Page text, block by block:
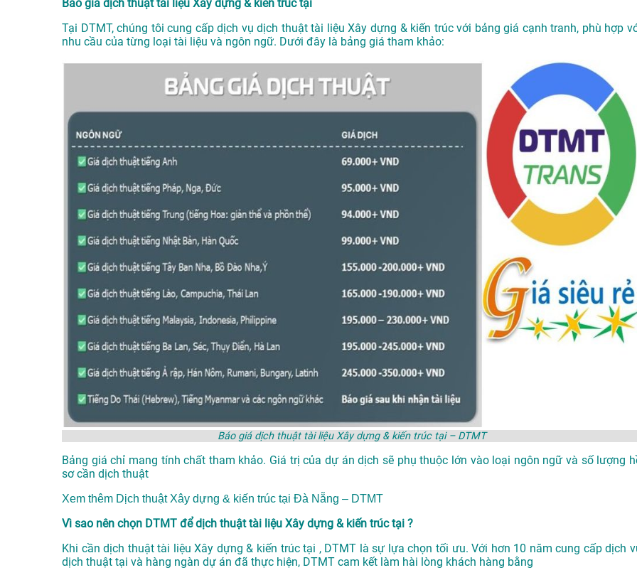
Báo giá dịch thuật tài liệu Xây dựng & kiến trúc tại
Tại DTMT, chúng tôi cung cấp dịch vụ dịch thuật tài liệu Xây dựng & kiến trúc với bảng giá cạnh tranh, phù hợp
nhu cầu của từng loại tài liệu và ngôn ngữ. Dưới đây là bảng giá tham khảo:
Báo giá dịch thuật tài liệu Xây dựng & kiến trúc tại – DTMT
Bảng giá chỉ mang tính chất tham khảo. Giá trị của dự án dịch sẽ phụ thuộc lớn vào loại ngôn ngữ và số lượng
sơ cần dịch thuật
Xem thêm Dịch thuật Xây dựng & kiến trúc tại Đà Nẵng – DTMT
Vì sao nên chọn DTMT để dịch thuật tài liệu Xây dựng & kiến trúc tại ?
Khi cần dịch thuật tài liệu Xây dựng & kiến trúc tại , DTMT là sự lựa chọn tối ưu. Với hơn 10 năm cung cấp dịch
dịch thuật tại và hàng ngàn dự án đã thực hiện, DTMT cam kết làm hài lòng khách hàng bằng